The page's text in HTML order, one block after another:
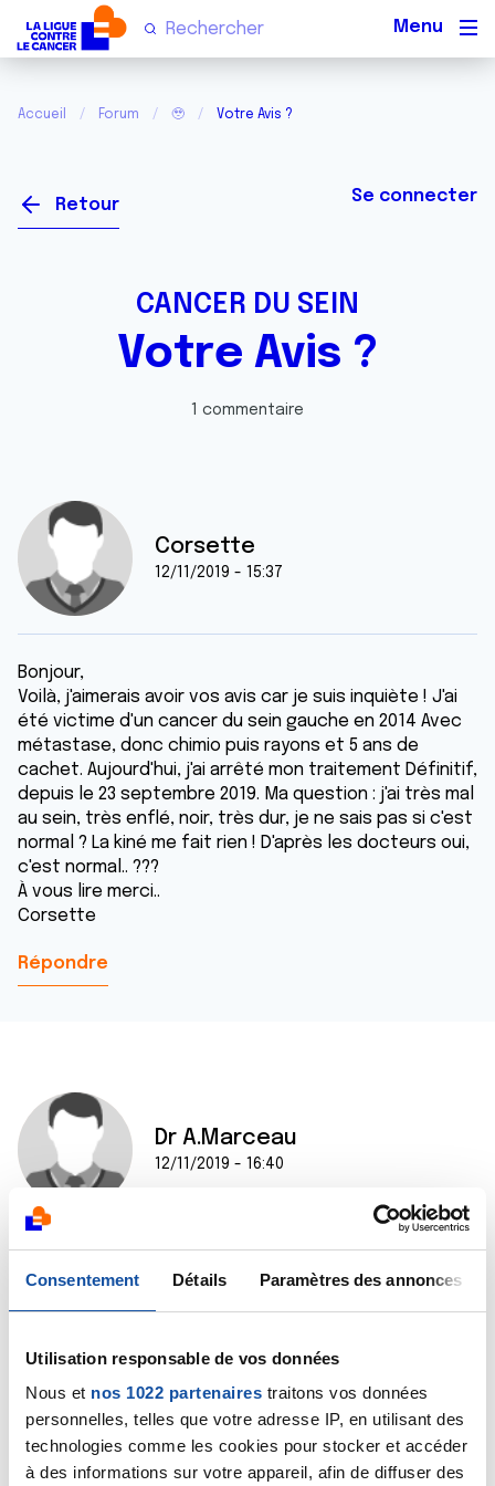
Consentement Détails Paramètres des annonces
Utilisation responsable de vos données
Nous et nos 1022 partenaires traitons vos données
personnelles, telles que votre adresse IP, en utilisant des
technologies comme les cookies pour stocker et accéder
à des informations sur votre appareil, afin de diffuser des
Accueil Forum 🥹 Votre Avis ?
Retour Se connecter
CANCER DU SEIN
Votre Avis ?
1 commentaire
Corsette
12/11/2019 - 15:37
Bonjour,
Voilà, j'aimerais avoir vos avis car je suis inquiète ! J'ai
été victime d'un cancer du sein gauche en 2014 Avec
métastase, donc chimio puis rayons et 5 ans de
cachet. Aujourd'hui, j'ai arrêté mon traitement Définitif,
depuis le 23 septembre 2019. Ma question : j'ai très mal
au sein, très enflé, noir, très dur, je ne sais pas si c'est
normal ? La kiné me fait rien ! D'après les docteurs oui,
c'est normal.. ???
À vous lire merci..
Corsette
Répondre
Dr A.Marceau
12/11/2019 - 16:40
Tel que vous le décrivez, l'aspect de votre sein (enflé,
dur, douloureux et noir) n'est pas normal. Avez-vous
examiner ce sein ?
Bien cordialement
Dr A.Marceau
Citer